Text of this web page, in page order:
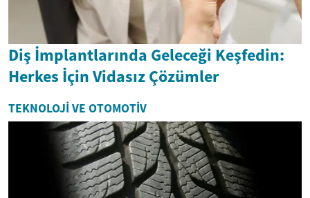
Diş İmplantlarında Geleceği Keşfedin:
Herkes İçin Vidasız Çözümler
TEKNOLOJI VE OTOMOTIV